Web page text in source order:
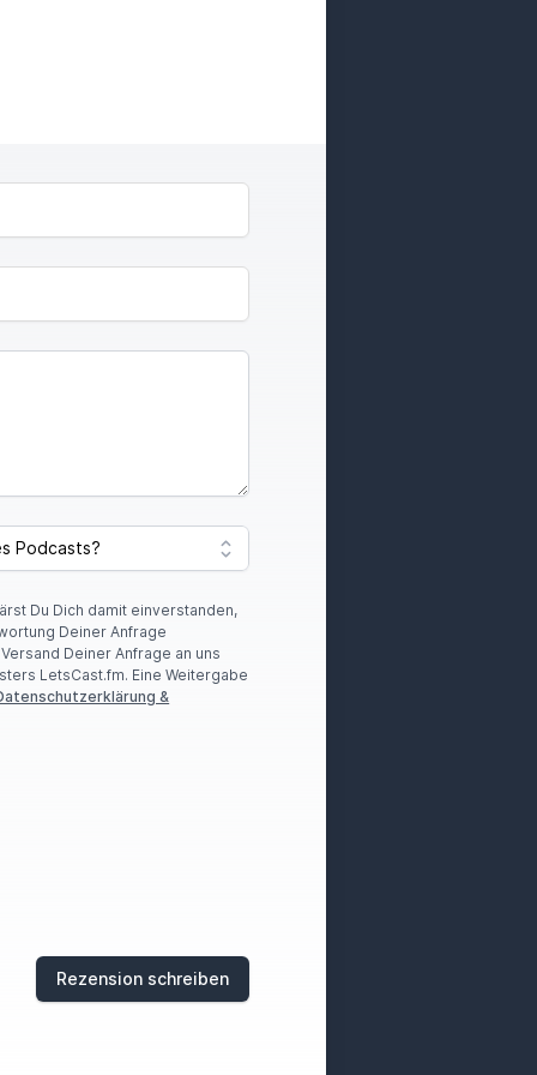
Du Dich damit einverstanden,
Deiner Anfrage
Deiner Anfrage an uns
LetsCast.fm. Eine Weitergabe
&
Rezension schreiben